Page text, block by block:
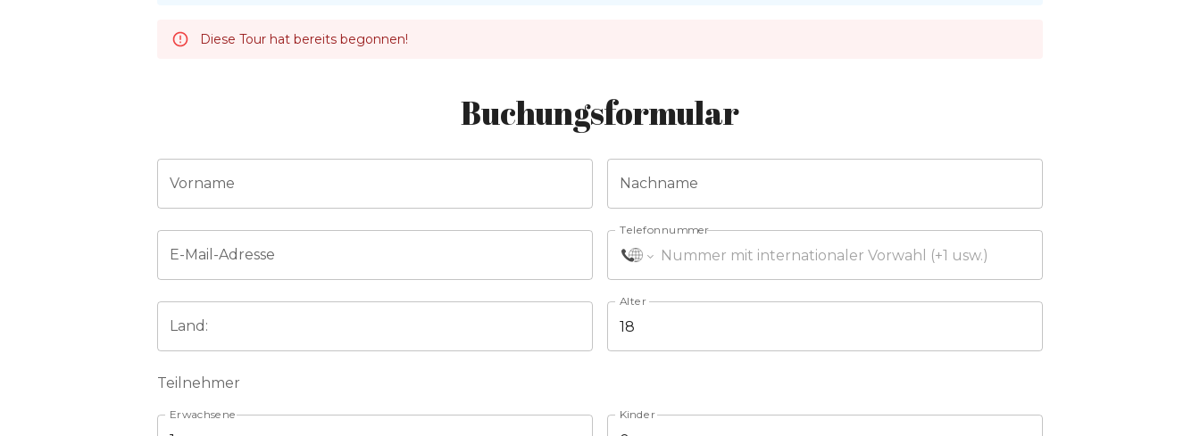
Diese Tour hat bereits begonnen!
Buchungsformular
Vorname Nachname
E-Mail-Adresse
Telefonnummer
Land:
Alter
Teilnehmer
Erwachsene Kinder